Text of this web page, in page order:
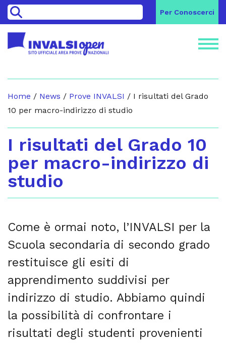
> Per Conoscerci
Home / News / Prove INVALSI / I risultati del Grado
10 per macro-indirizzo di studio
I risultati del Grado 10
per macro-indirizzo di
studio
Come è ormai noto, l’INVALSI per la
Scuola secondaria di secondo grado
restituisce gli esiti di
apprendimento suddivisi per
indirizzo di studio. Abbiamo quindi
la possibilità di confrontare i
risultati degli studenti provenienti